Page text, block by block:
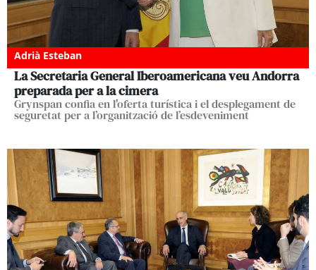
Adrià Esteban
La Secretaria General Iberoamericana veu Andorra
preparada per a la cimera
Grynspan confia en l'oferta turística i el desplegament de
seguretat per a l’organització de l’esdeveniment